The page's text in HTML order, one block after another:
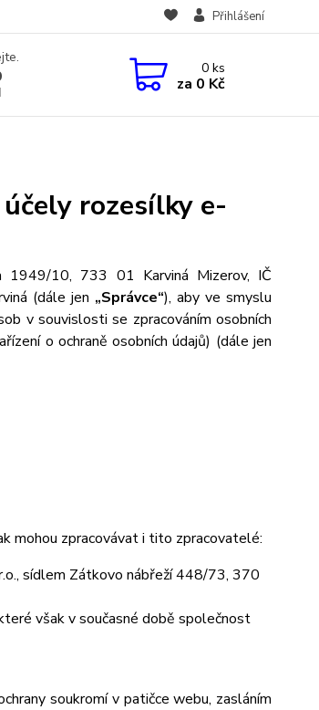
Přihlášení
0ks
za 0 Kč
rozesílky e-
1949/10, 733 01 Karviná Mizerov, IČ
(dále jen „Správce“), aby ve smyslu
v souvislosti se zpracováním osobních
o ochraně osobních údajů) (dále jen
mohou zpracovávat i tito zpracovatelé:
sídlem Zátkovo nábřeží 448/73, 370
však v současné době společnost
soukromí v patičce webu, zasláním